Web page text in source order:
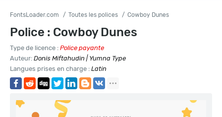
FontsLoader.com Toutes les polices Cowboy Dunes
Police : Cowboy Dunes
Type de licence : Police payante
Auteur: Donis Miftahudin | Yumna Type
Langues prises en charge : Latin